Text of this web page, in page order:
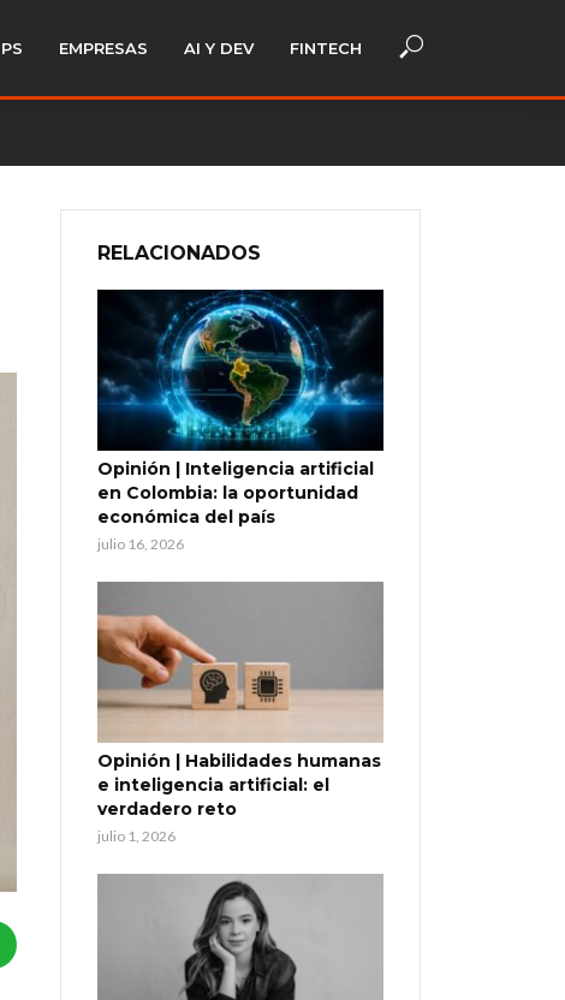
EMPRESAS AI Y DEV FINTECH
RELACIONADOS
Opinión | Inteligencia artificial
en Colombia: la oportunidad
económica del país
julio 16, 2026
Opinión | Habilidades humanas
e inteligencia artificial: el
verdadero reto
julio 1, 2026